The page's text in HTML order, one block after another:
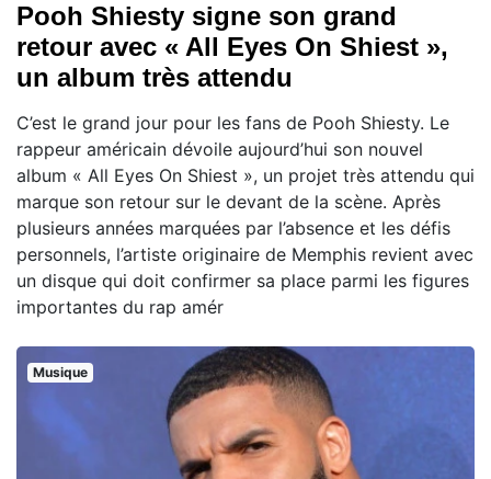
Pooh Shiesty signe son grand
retour avec « All Eyes On Shiest »,
un album très attendu
C’est le grand jour pour les fans de Pooh Shiesty. Le
rappeur américain dévoile aujourd’hui son nouvel
album « All Eyes On Shiest », un projet très attendu qui
marque son retour sur le devant de la scène. Après
plusieurs années marquées par l’absence et les défis
personnels, l’artiste originaire de Memphis revient avec
un disque qui doit confirmer sa place parmi les figures
importantes du rap amér
Musique